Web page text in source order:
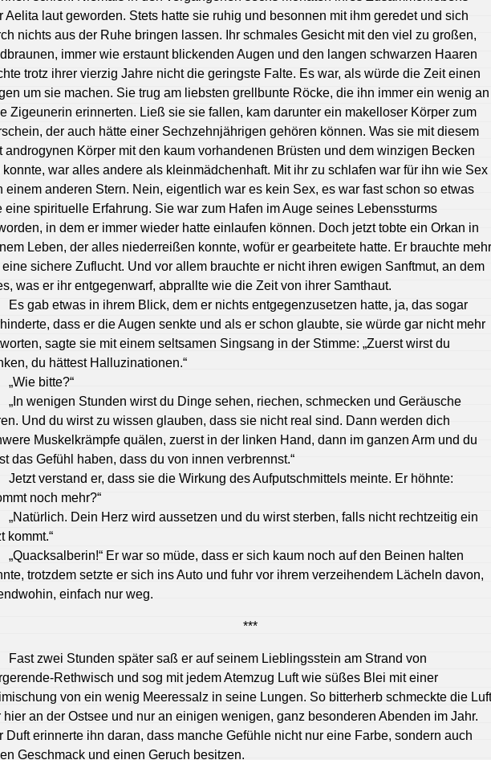
Aelita laut geworden. Stets hatte sie ruhig und besonnen mit ihm geredet und sich
nichts aus der Ruhe bringen lassen. Ihr schmales Gesicht mit den viel zu großen,
immer wie erstaunt blickenden Augen und den langen schwarzen Haaren
trotz ihrer vierzig Jahre nicht die geringste Falte. Es war, als würde die Zeit einen
um sie machen. Sie trug am liebsten grellbunte Röcke, die ihn immer ein wenig an
Zigeunerin erinnerten. Ließ sie sie fallen, kam darunter ein makelloser Körper zum
der auch hätte einer Sechzehnjährigen gehören können. Was sie mit diesem
androgynen Körper mit den kaum vorhandenen Brüsten und dem winzigen Becken
konnte, war alles andere als kleinmädchenhaft. Mit ihr zu schlafen war für ihn wie Sex
einem anderen Stern. Nein, eigentlich war es kein Sex, es war fast schon so etwas
eine spirituelle Erfahrung. Sie war zum Hafen im Auge seines Lebenssturms
in dem er immer wieder hatte einlaufen können. Doch jetzt tobte ein Orkan in
Leben, der alles niederreißen konnte, wofür er gearbeitete hatte. Er brauchte mehr
sichere Zuflucht. Und vor allem brauchte er nicht ihren ewigen Sanftmut, an dem
was er ihr entgegenwarf, abprallte wie die Zeit von ihrer Samthaut.
Es gab etwas in ihrem Blick, dem er nichts entgegenzusetzen hatte, ja, das sogar
dass er die Augen senkte und als er schon glaubte, sie würde gar nicht mehr
sagte sie mit einem seltsamen Singsang in der Stimme: „Zuerst wirst du
du hättest Halluzinationen.“
„Wie bitte?“
„In wenigen Stunden wirst du Dinge sehen, riechen, schmecken und Geräusche
Und du wirst zu wissen glauben, dass sie nicht real sind. Dann werden dich
Muskelkrämpfe quälen, zuerst in der linken Hand, dann im ganzen Arm und du
das Gefühl haben, dass du von innen verbrennst.“
Jetzt verstand er, dass sie die Wirkung des Aufputschmittels meinte. Er höhnte:
noch mehr?“
„Natürlich. Dein Herz wird aussetzen und du wirst sterben, falls nicht rechtzeitig ein
kommt.“
„Quacksalberin!“ Er war so müde, dass er sich kaum noch auf den Beinen halten
trotzdem setzte er sich ins Auto und fuhr vor ihrem verzeihendem Lächeln davon,
einfach nur weg.
***
Fast zwei Stunden später saß er auf seinem Lieblingsstein am Strand von
Rethwisch und sog mit jedem Atemzug Luft wie süßes Blei mit einer
von ein wenig Meeressalz in seine Lungen. So bitterherb schmeckte die Luft
hier an der Ostsee und nur an einigen wenigen, ganz besonderen Abenden im Jahr.
Duft erinnerte ihn daran, dass manche Gefühle nicht nur eine Farbe, sondern auch
Geschmack und einen Geruch besitzen.